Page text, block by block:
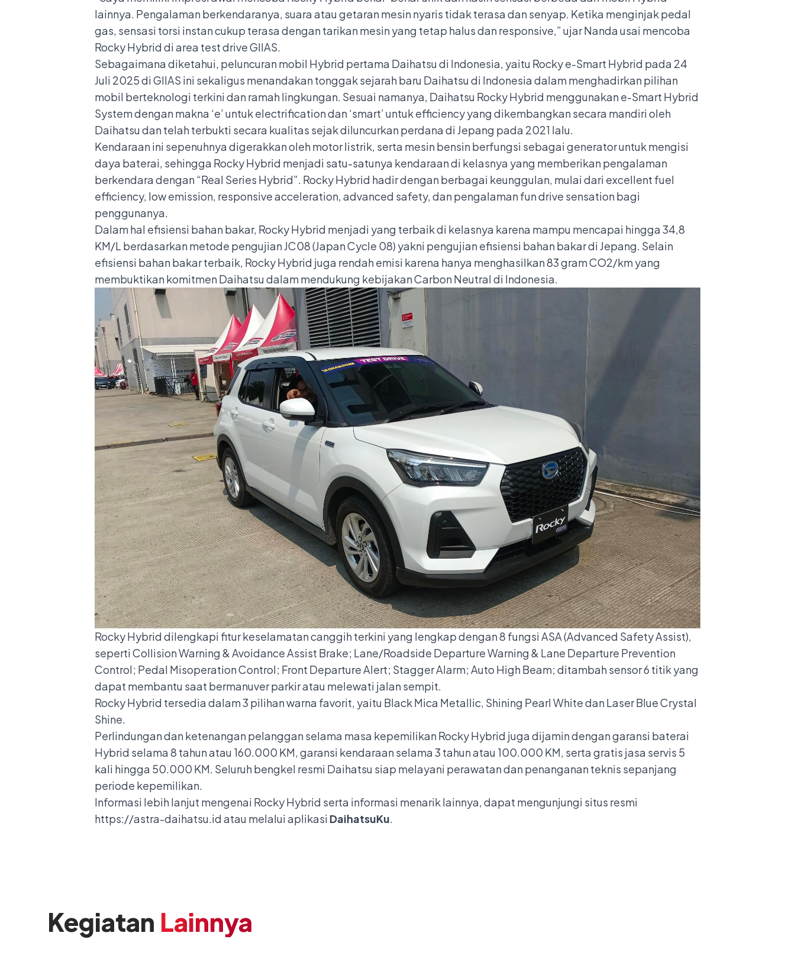
lainnya. Pengalaman berkendaranya, suara atau getaran mesin nyaris tidak terasa dan senyap. Ketika menginjak pedal
gas, sensasi torsi instan cukup terasa dengan tarikan mesin yang tetap halus dan responsive,” ujar Nanda usai mencoba
Rocky Hybrid di area test drive GIIAS.
Sebagaimana diketahui, peluncuran mobil Hybrid pertama Daihatsu di Indonesia, yaitu Rocky e-Smart Hybrid pada 24
Juli 2025 di GIIAS ini sekaligus menandakan tonggak sejarah baru Daihatsu di Indonesia dalam menghadirkan pilihan
mobil berteknologi terkini dan ramah lingkungan. Sesuai namanya, Daihatsu Rocky Hybrid menggunakan e-Smart Hybrid
System dengan makna ‘e’ untuk electrification dan ‘smart’ untuk efficiency yang dikembangkan secara mandiri oleh
Daihatsu dan telah terbukti secara kualitas sejak diluncurkan perdana di Jepang pada 2021 lalu.
Kendaraan ini sepenuhnya digerakkan oleh motor listrik, serta mesin bensin berfungsi sebagai generator untuk mengisi
daya baterai, sehingga Rocky Hybrid menjadi satu-satunya kendaraan di kelasnya yang memberikan pengalaman
berkendara dengan “Real Series Hybrid”. Rocky Hybrid hadir dengan berbagai keunggulan, mulai dari excellent fuel
efficiency, low emission, responsive acceleration, advanced safety, dan pengalaman fun drive sensation bagi
penggunanya.
Dalam hal efisiensi bahan bakar, Rocky Hybrid menjadi yang terbaik di kelasnya karena mampu mencapai hingga 34,8
KM/L berdasarkan metode pengujian JC08 (Japan Cycle 08) yakni pengujian efisiensi bahan bakar di Jepang. Selain
efisiensi bahan bakar terbaik, Rocky Hybrid juga rendah emisi karena hanya menghasilkan 83 gram CO2/km yang
membuktikan komitmen Daihatsu dalam mendukung kebijakan Carbon Neutral di Indonesia.
Rocky Hybrid dilengkapi fitur keselamatan canggih terkini yang lengkap dengan 8 fungsi ASA (Advanced Safety Assist),
seperti Collision Warning & Avoidance Assist Brake; Lane/Roadside Departure Warning & Lane Departure Prevention
Control; Pedal Misoperation Control; Front Departure Alert; Stagger Alarm; Auto High Beam; ditambah sensor 6 titik yang
dapat membantu saat bermanuver parkir atau melewati jalan sempit.
Rocky Hybrid tersedia dalam 3 pilihan warna favorit, yaitu Black Mica Metallic, Shining Pearl White dan Laser Blue Crystal
Shine.
Perlindungan dan ketenangan pelanggan selama masa kepemilikan Rocky Hybrid juga dijamin dengan garansi baterai
Hybrid selama 8 tahun atau 160.000 KM, garansi kendaraan selama 3 tahun atau 100.000 KM, serta gratis jasa servis 5
kali hingga 50.000 KM. Seluruh bengkel resmi Daihatsu siap melayani perawatan dan penanganan teknis sepanjang
periode kepemilikan.
Informasi lebih lanjut mengenai Rocky Hybrid serta informasi menarik lainnya, dapat mengunjungi situs resmi
https://astra-daihatsu.idatau melalui aplikasi DaihatsuKu.
Kegiatan Lainnya